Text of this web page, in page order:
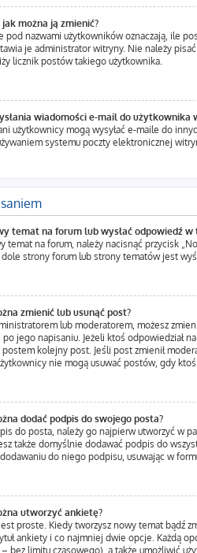
można ją zmienić?
pod nazwami użytkowników oznaczają, ile
je administrator witryny. Nie należy
licznik postów takiego użytkownika.
wiadomości e-mail do
użytkownicy mogą wysyłać e-maile do
systemu poczty elektronicznej
temat na forum lub wysłać odpowiedź w
temat na forum, należy nacisnąć przycisk
strony forum lub strony tematów jest
zmienić lub usunąć post?
lub moderatorem, możesz
po jego napisaniu. Jeżeli ktoś odpowiedział
postem kolejny post. Jeśli post zmienił
nie mogą usuwać postów, gdy
dodać podpis do swojego posta?
do posta, należy go najpierw utworzyć w
także domyślnie dodawać podpis do
do niego podpisu, usuwając w
utworzyć ankietę?
proste. Kiedy tworzysz nowy temat bądź
ankiety i co najmniej dwie opcje. Każdą
bez limitu czasowego), a także umożliwić